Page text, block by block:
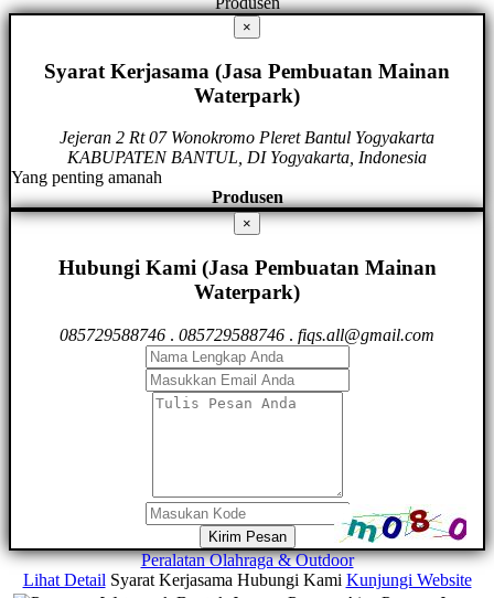
×
Syarat Kerjasama (Jasa Pembuatan Mainan
Waterpark)
Jejeran 2 Rt 07 Wonokromo Pleret Bantul Yogyakarta
KABUPATEN BANTUL, DI Yogyakarta, Indonesia
Yang penting amanah
Produsen
×
Hubungi Kami (Jasa Pembuatan Mainan
Waterpark)
085729588746 . 085729588746 . fiqs.all@gmail.com
Kirim Pesan
Peralatan Olahraga & Outdoor
Lihat Detail Syarat Kerjasama Hubungi Kami Kunjungi Website